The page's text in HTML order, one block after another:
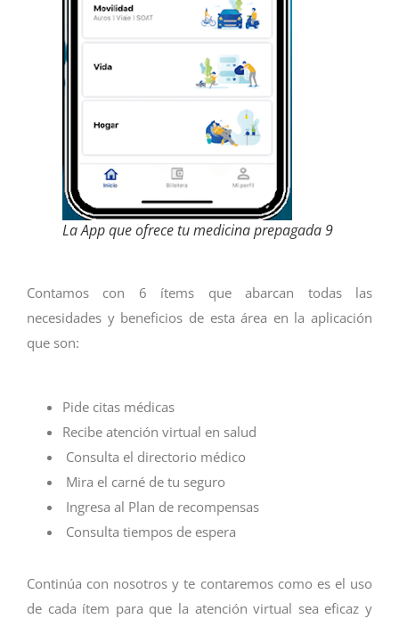
La App que ofrece tu medicina prepagada 9
Contamos con 6 ítems que abarcan todas las
necesidades y beneficios de esta área en la aplicación
que son:
Pide citas médicas
Recibe atención virtual en salud
Consulta el directorio médico
Mira el carné de tu seguro
Ingresa al Plan de recompensas
Consulta tiempos de espera
Continúa con nosotros y te contaremos como es el uso
de cada ítem para que la atención virtual sea eficaz y